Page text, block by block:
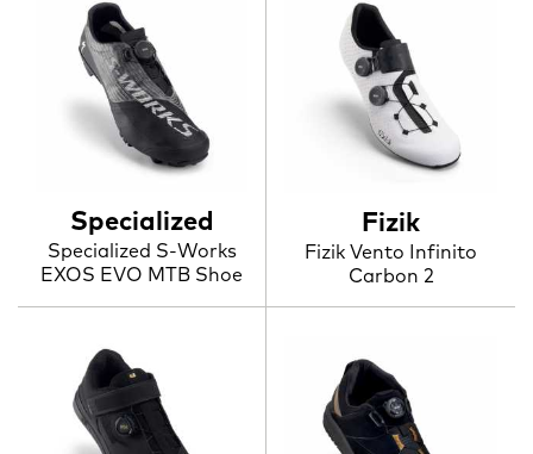
Specialized
Specialized S-Works
EXOS EVO MTB Shoe
Fizik
Fizik Vento Infinito
Carbon 2